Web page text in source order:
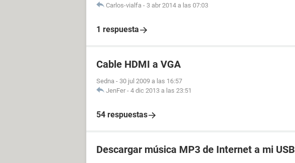
Carlos-vialfa - 3 abr 2014 a las 07:03
1 respuesta
Cable HDMI a VGA
Sedna - 30 jul 2009 a las 16:57
JenFer - 4 dic 2013 a las 23:51
54 respuestas
Descargar música MP3 de Internet a mi USB